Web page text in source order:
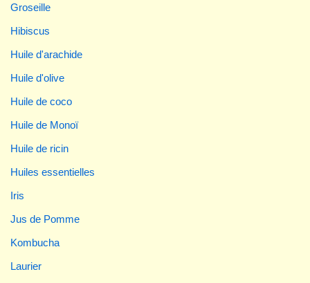
Groseille
Hibiscus
Huile d'arachide
Huile d'olive
Huile de coco
Huile de Monoï
Huile de ricin
Huiles essentielles
Iris
Jus de Pomme
Kombucha
Laurier